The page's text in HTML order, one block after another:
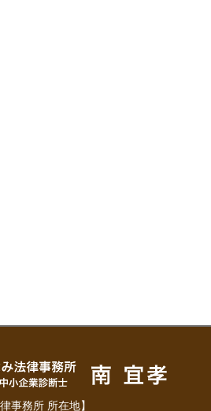
律事務所 所在地】